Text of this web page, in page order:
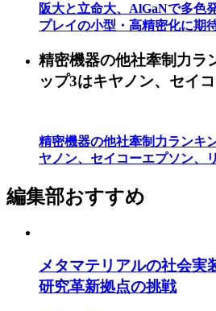
阪大と立命大、AlGaNで多
プレイの小型・高精密化に期
精密機器の他社牽制力
ップ3はキヤノン、セイ
精密機器の他社牽制力ラン
ヤノン、セイコーエプソン、
編集部おすすめ
メタマテリアルの社会
研究革新拠点の挑戦